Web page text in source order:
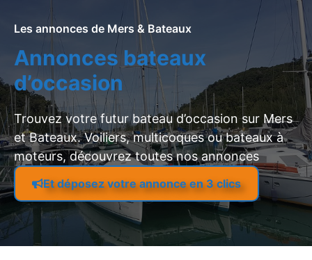
Les annonces de Mers & Bateaux
Annonces bateaux
d’occasion
Trouvez votre futur bateau d’occasion sur Mers
et Bateaux. Voiliers, multicoques ou bateaux à
moteurs, découvrez toutes nos annonces
Et déposez votre annonce en 3 clics